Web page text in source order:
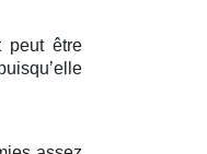
peut être